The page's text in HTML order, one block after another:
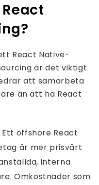
React Native-
är det viktigt
att samarbeta
än att ha React
Ett offshore React
är mer prisvärt
interna
Omkostnader som